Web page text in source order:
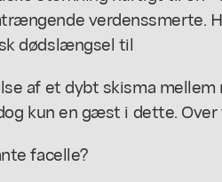
verdenssmerte.
dødslængsel til
af et dybt skisma
kun en gæst i dette.
facelle?